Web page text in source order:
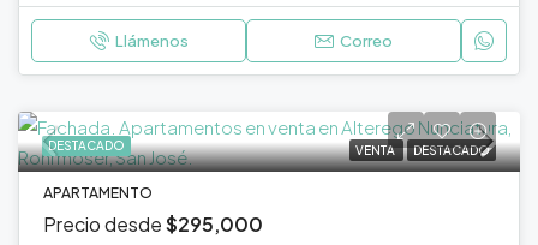
Llámenos Correo
DESTACADO VENTA DESTACADO
APARTAMENTO
Precio desde$295,000